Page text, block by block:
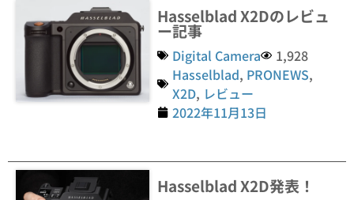
Hasselblad X2Dのレビュ
ー記事
Digital Camera
1,928
Hasselblad, PRONEWS,
X2D, レビュー
2022年11月13日
Hasselblad X2D発表！